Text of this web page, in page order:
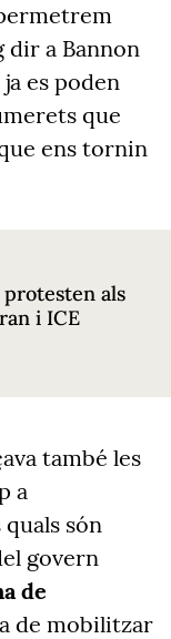
dir a Bannon
es poden
que
ens tornin
als
i ICE
també les
a
són
govern
de
de mobilitzar